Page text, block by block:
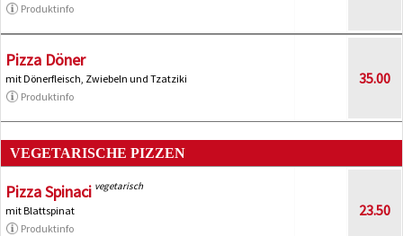
Produktinfo
Pizza Döner
mit Dönerfleisch, Zwiebeln und Tzatziki
Produktinfo
35.00
VEGETARISCHE PIZZEN
Pizza Spinaci vegetarisch
mit Blattspinat
Produktinfo
23.50